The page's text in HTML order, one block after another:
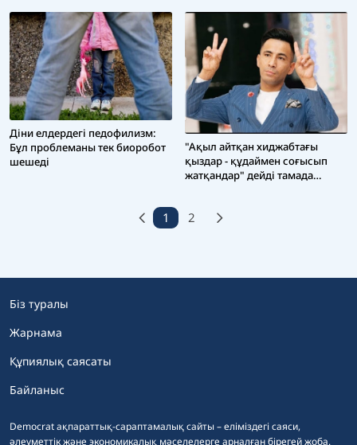
Діни елдердегі педофилизм:
Бұл проблеманы тек биоробот
шешеді
"Ақыл айтқан хиджабтағы
қыздар - құдаймен соғысып
жатқандар" дейді тамада
1 2
Democrat ақпараттық-сараптамалық сайты – еліміздегі саяси,
әлеуметтік және экономикалық мәселелерге арналған бірегей жоба.
Біз туралы
Жарнама
Құпиялық саясаты
Байланыс